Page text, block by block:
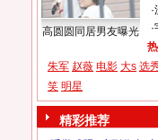
高圆圆同居男友曝光
·
·
朱军 赵薇 电影 大s 选
笑 明星
精彩推荐